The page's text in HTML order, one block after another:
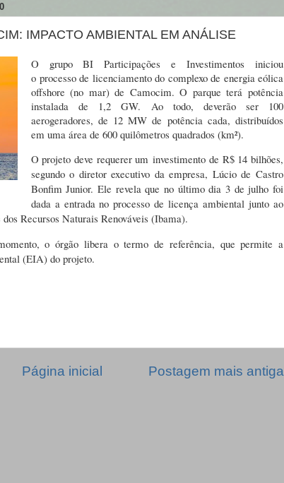
IMPACTO AMBIENTAL EM ANÁLISE
O grupo BI Participações e Investimentos iniciou
o processo de licenciamento do complexo de energia eólica
offshore (no mar) de Camocim. O parque terá potência
instalada de 1,2 GW. Ao todo, deverão ser 100
aerogeradores, de 12 MW de potência cada, distribuídos
em uma área de 600 quilômetros quadrados (km²).
O projeto deve requerer um investimento de R$ 14 bilhões,
segundo o diretor executivo da empresa, Lúcio de Castro
Bonfim Junior. Ele revela que no último dia 3 de julho foi
dada a entrada no processo de licença ambiental junto ao
Recursos Naturais Renováveis (Ibama).
o órgão libera o termo de referência, que permite a
(EIA) do projeto.
Postagem mais antiga
Página inicial